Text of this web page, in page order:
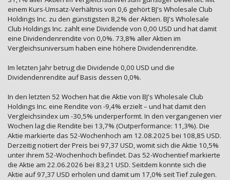
einem Kurs-Umsatz-Verhältnis von 0,6 gehört BJ's Wholesale Club
Holdings Inc. zu den günstigsten 8,2% der Aktien. BJ's Wholesale
Club Holdings Inc. zahlt eine Dividende von 0,00 USD und hat damit
eine Dividendenrendite von 0,0%. 73,8% aller Aktien im
Vergleichsuniversum haben eine höhere Dividendenrendite.
Im letzten Jahr betrug die Dividende 0,00 USD und die
Dividendenrendite auf Basis dessen 0,0%.
In den letzten 52 Wochen hat die Aktie von BJ's Wholesale Club
Holdings Inc. eine Rendite von -9,4% erzielt – und hat damit den
Vergleichsindex um -30,5% underperformt. In den vergangenen vier
Wochen lag die Rendite bei 13,7% (Outperformance: 11,3%). Die
Aktie markierte das 52-Wochenhoch am 12.08.2025 bei 108,85 USD.
Derzeitig notiert der Preis bei 97,37 USD, womit sich die Aktie 10,5%
unter ihrem 52-Wochenhoch befindet. Das 52-Wochentief markierte
die Aktie am 22.06.2026 bei 83,21 USD. Seitdem konnte sich die
Aktie auf 97,37 USD erholen und damit um 17,0% seit Tief zulegen.